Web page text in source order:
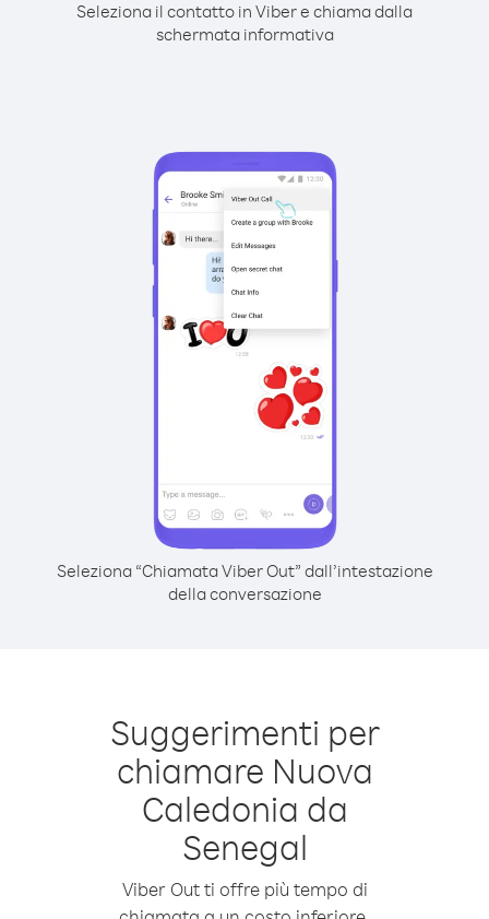
Seleziona il contatto in Viber e chiama dalla
schermata informativa
Seleziona “Chiamata Viber Out” dall’intestazione
della conversazione
Suggerimenti per
chiamare Nuova
Caledonia da
Senegal
Viber Out ti offre più tempo di